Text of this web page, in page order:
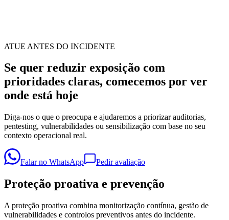
ATUE ANTES DO INCIDENTE
Se quer reduzir exposição com
prioridades claras, comecemos por ver
onde está hoje
Diga-nos o que o preocupa e ajudaremos a priorizar auditorias,
pentesting, vulnerabilidades ou sensibilização com base no seu
contexto operacional real.
Falar no WhatsApp Pedir avaliação
Proteção proativa e prevenção
A proteção proativa combina monitorização contínua, gestão de
vulnerabilidades e controlos preventivos antes do incidente.